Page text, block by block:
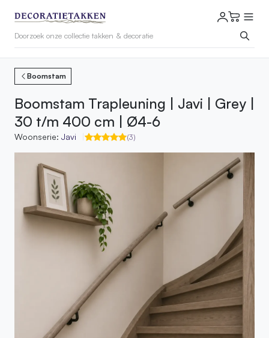
Boomstam
Boomstam Trapleuning | Javi | Grey |
30 t/m 400 cm | Ø4-6
Woonserie: Javi (3)